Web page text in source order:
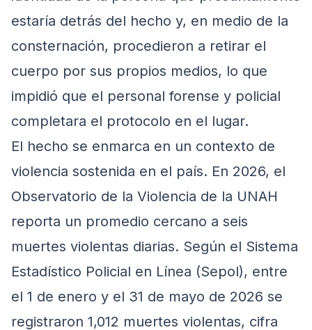
estaría detrás del hecho y, en medio de la
consternación, procedieron a retirar el
cuerpo por sus propios medios, lo que
impidió que el personal forense y policial
completara el protocolo en el lugar.
El hecho se enmarca en un contexto de
violencia sostenida en el país. En 2026, el
Observatorio de la Violencia de la UNAH
reporta un promedio cercano a seis
muertes violentas diarias. Según el Sistema
Estadístico Policial en Línea (Sepol), entre
el 1 de enero y el 31 de mayo de 2026 se
registraron 1,012 muertes violentas, cifra